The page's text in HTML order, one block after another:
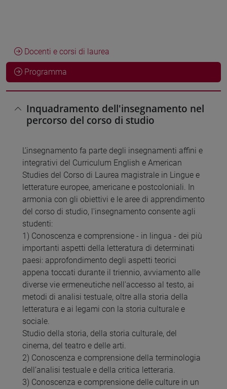
Docenti e corsi di laurea
Programma
Inquadramento dell'insegnamento nel
percorso del corso di studio
L’insegnamento fa parte degli insegnamenti affini e
integrativi del Curriculum English e American
Studies del Corso di Laurea magistrale in Lingue e
letterature europee, americane e postcoloniali. In
armonia con gli obiettivi e le aree di apprendimento
del corso di studio, l'insegnamento consente agli
studenti:
1) Conoscenza e comprensione - in lingua - dei più
importanti aspetti della letteratura di determinati
paesi: approfondimento degli aspetti teorici
appena toccati durante il triennio, avviamento alle
diverse vie ermeneutiche nell'accesso al testo, ai
metodi di analisi testuale, oltre alla storia della
letteratura e ai legami con la storia culturale e
sociale.
Studio della storia, della storia culturale, del
cinema, del teatro e delle arti.
2) Conoscenza e comprensione della terminologia
dell’analisi testuale e della critica letteraria.
3) Conoscenza e comprensione delle culture in un